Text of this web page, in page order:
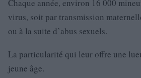
Chaque année, environ 16 000
virus, soit par transmission
ou à la suite d’abus sexuels.
La particularité qui leur offre une
jeune âge.